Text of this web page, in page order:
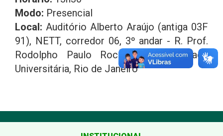
Modo: Presencial
Local: Auditório Alberto Araújo (antiga 03F
91), NETT, corredor 06, 3º andar - R. Prof.
Rodolpho Paulo Rocco, 255 - Cidade
Universitária, Rio de Janeiro